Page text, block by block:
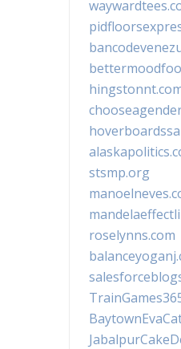
stsmp.org
roselynns.com